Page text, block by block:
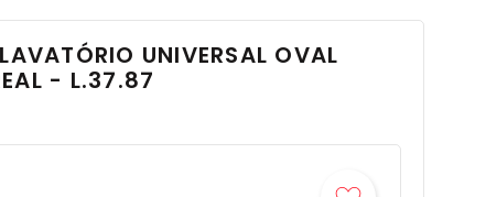
UNIVERSAL OVAL
- L.37.87